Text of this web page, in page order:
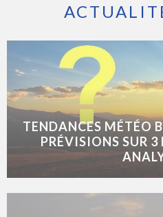
TENDANCES MÉTÉO
PRÉVISIONS SUR